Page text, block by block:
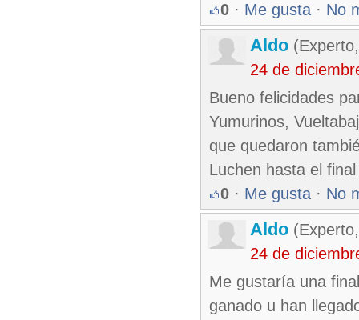
0 · Me gusta · No
Aldo
24 de
Bueno felicidades
Yumurinos,
que quedaron
Luchen hasta el
0 · Me gusta · No
Aldo
24 de
Me gustaría una
ganado u han